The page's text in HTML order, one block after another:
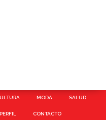
MODA SALUD
PERFIL CONTACTO